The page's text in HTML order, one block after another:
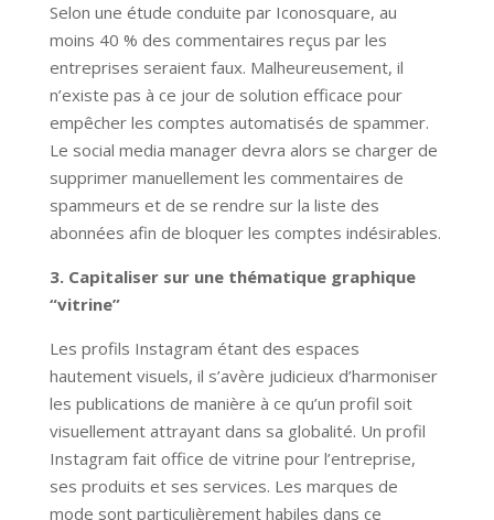
Selon une étude conduite par Iconosquare, au
moins 40 % des commentaires reçus par les
entreprises seraient faux. Malheureusement, il
n’existe pas à ce jour de solution efficace pour
empêcher les comptes automatisés de spammer.
Le social media manager devra alors se charger de
supprimer manuellement les commentaires de
spammeurs et de se rendre sur la liste des
abonnées afin de bloquer les comptes indésirables.
3. Capitaliser sur une thématique graphique
“vitrine”
Les profils Instagram étant des espaces
hautement visuels, il s’avère judicieux d’harmoniser
les publications de manière à ce qu’un profil soit
visuellement attrayant dans sa globalité. Un profil
Instagram fait office de vitrine pour l’entreprise,
ses produits et ses services. Les marques de
mode sont particulièrement habiles dans ce